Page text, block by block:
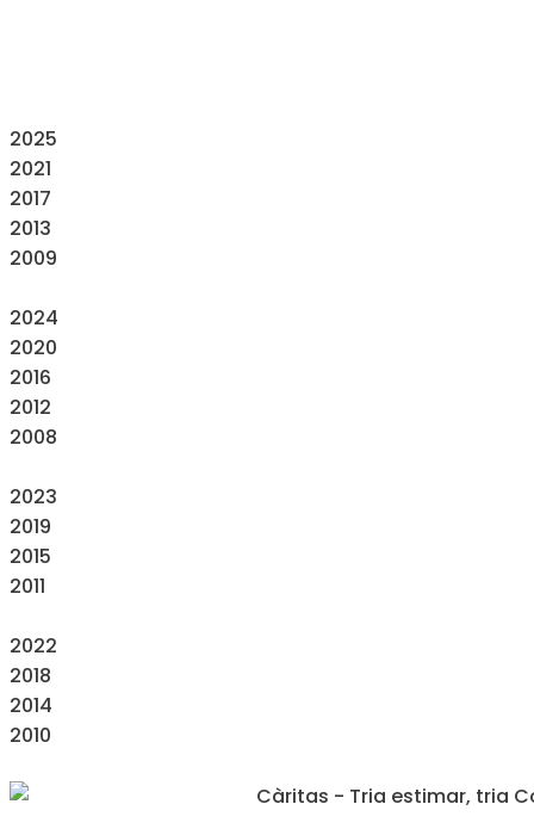
2025
2021
2017
2013
2009
2024
2020
2016
2012
2008
2023
2019
2015
2011
2022
2018
2014
2010